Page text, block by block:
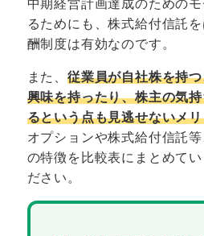
中期経営計画達成のための
るためにも、株式給付信託
酬制度は有効なのです。
また、 従業員が自社株を持
興味を持ったり、株主の気
るという点も見逃せないメ
オプションや株式給付信託
の特徴を比較表にまとめて
ださい。